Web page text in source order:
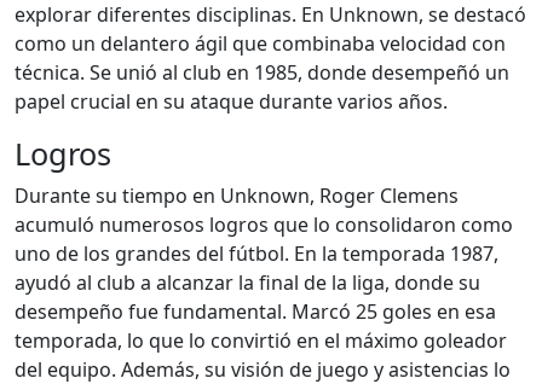
explorar diferentes disciplinas. En Unknown, se destacó
como un delantero ágil que combinaba velocidad con
técnica. Se unió al club en 1985, donde desempeñó un
papel crucial en su ataque durante varios años.
Logros
Durante su tiempo en Unknown, Roger Clemens
acumuló numerosos logros que lo consolidaron como
uno de los grandes del fútbol. En la temporada 1987,
ayudó al club a alcanzar la final de la liga, donde su
desempeño fue fundamental. Marcó 25 goles en esa
temporada, lo que lo convirtió en el máximo goleador
del equipo. Además, su visión de juego y asistencias lo